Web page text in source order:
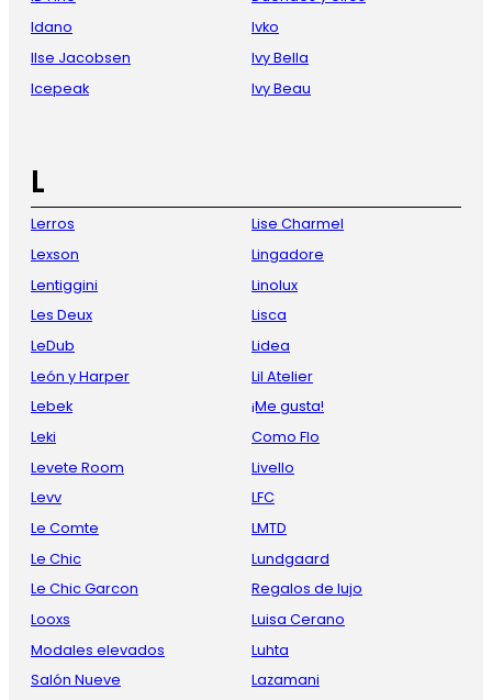
Idano
Ilse Jacobsen
Icepeak
Ivko
Ivy Bella
Ivy Beau
L
Lerros
Lexson
Lentiggini
Les Deux
LeDub
León y Harper
Lebek
Leki
Levete Room
Levv
Le Comte
Le Chic
Le Chic Garcon
Looxs
Modales elevados
Salón Nueve
Lise Charmel
Lingadore
Linolux
Lisca
Lidea
Lil Atelier
¡Me gusta!
Como Flo
Livello
LFC
LMTD
Lundgaard
Regalos de lujo
Luisa Cerano
Luhta
Lazamani